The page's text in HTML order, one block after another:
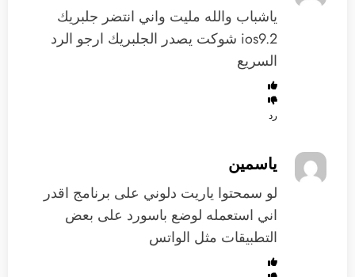
ياشباب والله مليت واني انتضر جلبريك
ios9.2 شوكت يصدر الجلبريك ارجو الرد
السريع
رد
ياسمين
لو سمحتوا ياريت دلوني على برنامج اقدر
اني استعمله لوضع باسورد على بعض
التطبيقات مثل الواتس